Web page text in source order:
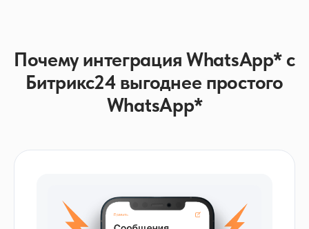
Почему интеграция WhatsApp* с
Битрикс24 выгоднее простого
WhatsApp*